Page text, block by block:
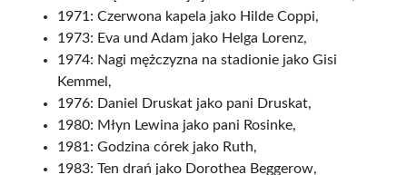
1971: Czerwona kapela jako Hilde Coppi,
1973: Eva und Adam jako Helga Lorenz,
1974: Nagi mężczyzna na stadionie jako Gisi
Kemmel,
1976: Daniel Druskat jako pani Druskat,
1980: Młyn Lewina jako pani Rosinke,
1981: Godzina córek jako Ruth,
1983: Ten drań jako Dorothea Beggerow,